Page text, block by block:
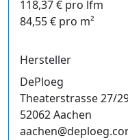
118,37 € pro lfm
84,55 € pro m²
Hersteller
DePloeg
Theaterstrasse 27/
52062 Aachen